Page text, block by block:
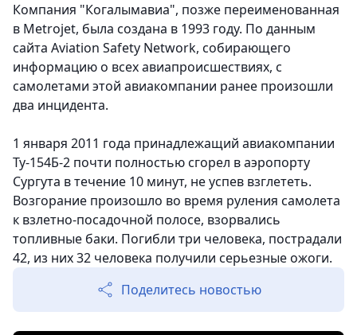
Компания "Когалымавиа", позже переименованная
в Metrojet, была создана в 1993 году. По данным
сайта Aviation Safety Network, собирающего
информацию о всех авиапроисшествиях, с
самолетами этой авиакомпании ранее произошли
два инцидента.
1 января 2011 года принадлежащий авиакомпании
Ту-154Б-2 почти полностью сгорел в аэропорту
Сургута в течение 10 минут, не успев взглететь.
Возгорание произошло во время руления самолета
к взлетно-посадочной полосе, взорвались
топливные баки. Погибли три человека, пострадали
42, из них 32 человека получили серьезные ожоги.
Поделитесь новостью